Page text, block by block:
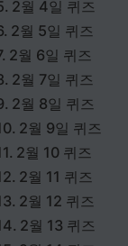
2월 4일 퀴즈
2월 5일 퀴즈
2월 6일 퀴즈
2월 7일 퀴즈
2월 8일 퀴즈
2월 9일 퀴즈
2월 10 퀴즈
2월 11 퀴즈
2월 12 퀴즈
2월 13 퀴즈